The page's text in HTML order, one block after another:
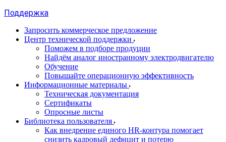
Поддержка
Запросить коммерческое предложение
Центр технической поддержки
Поможем в подборе продуции
Найдём аналог иностранному электродвигателю
Обучение
Повышайте операционную эффективность
Информационные материалы
Техническая документация
Сертификаты
Опросные листы
Библиотека пользователя
Как внедрение единого HR-контура помогает
снизить кадровый дефицит и потерю